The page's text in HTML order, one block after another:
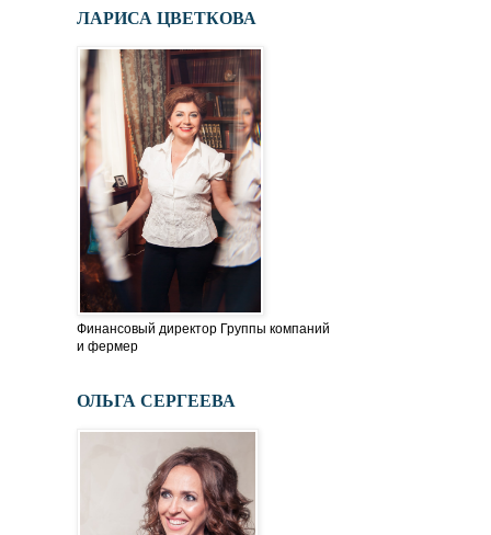
ЛАРИСА ЦВЕТКОВА
Финансовый директор Группы компаний
и фермер
ОЛЬГА СЕРГЕЕВА